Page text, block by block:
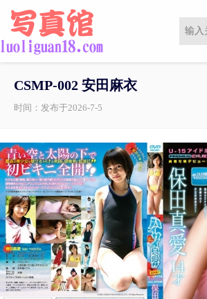
CSMP-002 安田麻衣
时间：发布于2026-7-5